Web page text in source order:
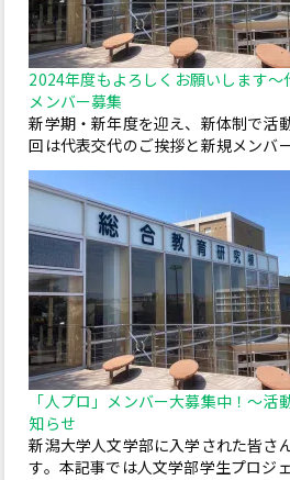
2024年度もよろしくお願いします
メンバー募集
新学期・新年度を迎え、新体制で活
回は代表交代のご挨拶と新規メンバ
「人プロ」メンバー大募集中！～
知らせ
新潟大学人文学部に入学された皆さ
す。本記事では人文学部学生プロジ